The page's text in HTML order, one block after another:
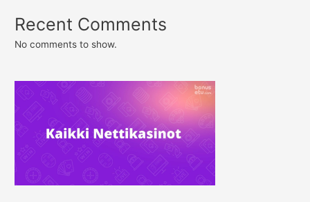
Recent Comments
No comments to show.